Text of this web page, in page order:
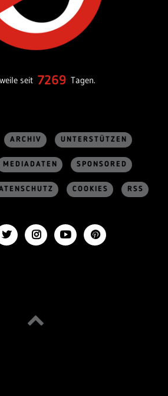
seit 7269 Tagen.
ARCHIV UNTERSTÜTZEN
MEDIADATEN SPONSORED
COOKIES RSS